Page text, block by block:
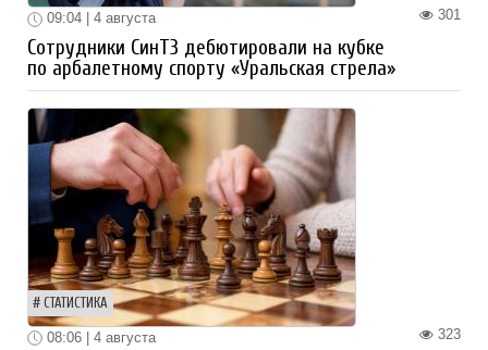
301
09:04 | 4 августа
Сотрудники СинТЗ дебютировали на кубке
по арбалетному спорту «Уральская стрела»
СТАТИСТИКА
323
08:06 | 4 августа